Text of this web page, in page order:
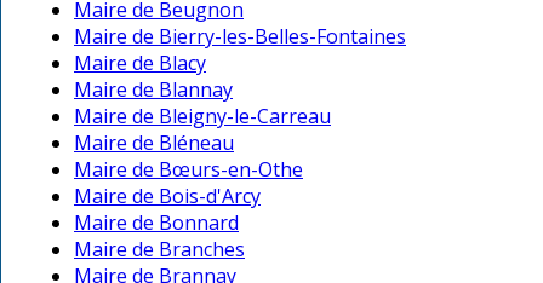
Maire de Beugnon
Maire de Bierry-les-Belles-Fontaines
Maire de Blacy
Maire de Blannay
Maire de Bleigny-le-Carreau
Maire de Bléneau
Maire de Bœurs-en-Othe
Maire de Bois-d'Arcy
Maire de Bonnard
Maire de Branches
Maire de Brannay